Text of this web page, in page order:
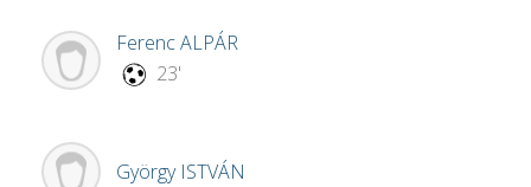
FerencALPÁR
23'
György ISTVÁN